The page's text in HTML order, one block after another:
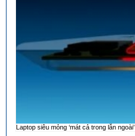
Laptop siêu mỏng ‘mát cả trong lẫn ngoài’